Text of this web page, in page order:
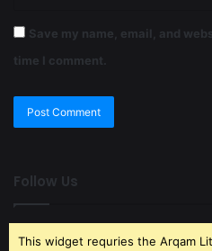
Save my name, email, and
time I comment.
Follow Us
This widget requries the Arqam